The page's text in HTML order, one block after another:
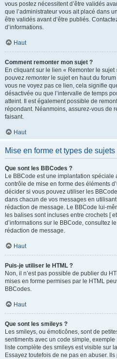
vous postez nécessitent d’être validés
que l’administrateur vous ait placé dans
être validés avant d’être publiés.
d’informations.
Haut
Comment remonter mon sujet ?
En cliquant sur le lien « Remonter le
pouvez remonterle sujet en haut du
vous ne voyez pas ce lien, cela signifie
désactivée ou que l’intervalle de temps
atteint. Il est également possible de
répondant. Néanmoins, assurez-vous de
faisant.
Haut
Mise en forme et types de sujets
Que sont les BBCodes ?
Le BBCode est une implantation spéciale
contrôle de mise en forme des éléments
décider si vous pouvez utiliser les
dans chacun de vos messages en
rédaction de message. Le BBCode lui-
les balises sont incluses entre crochets [
d’informations sur le BBCode, consultez
rédaction de message.
Haut
Puis-je utiliser le HTML ?
Non, il n’est pas possible de publier du
mises en forme permises par le HTML
BBCodes.
Haut
Que sont les smileys ?
Les smileys, ou émoticônes, sont de
sentiments avec un code simple,
liste complète des smileys est visible sur
Essayez toutefois de ne pas en abuser.